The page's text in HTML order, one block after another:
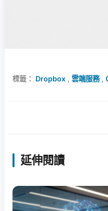
標籤： Dropbox , 雲端服務,
延伸閱讀